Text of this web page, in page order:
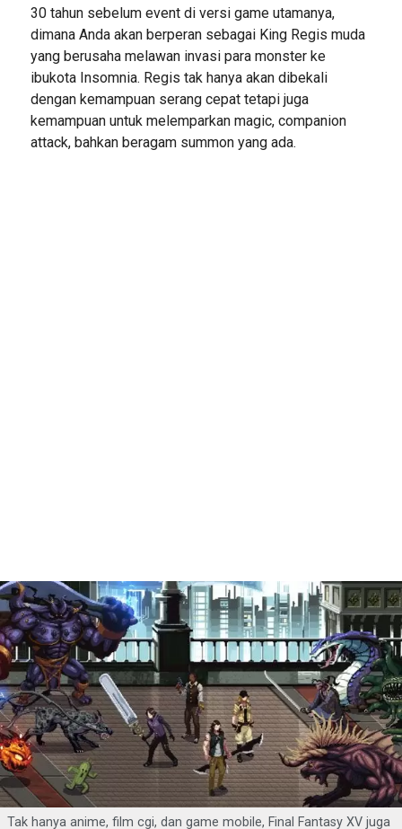
30 tahun sebelum event di versi game utamanya,
dimana Anda akan berperan sebagai King Regis muda
yang berusaha melawan invasi para monster ke
ibukota Insomnia. Regis tak hanya akan dibekali
dengan kemampuan serang cepat tetapi juga
kemampuan untuk melemparkan magic, companion
attack, bahkan beragam summon yang ada.
Tak hanya anime, film cgi, dan game mobile, Final Fantasy XV juga